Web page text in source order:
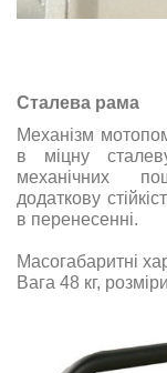
Сталева рама
Механізм
в міцну
механічних
додаткову
в перенесенні.
Масогабаритні
Вага 48 кг,